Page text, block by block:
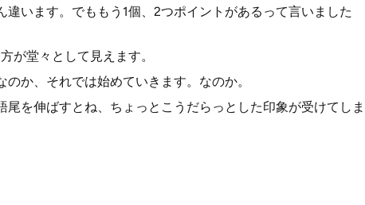
います。でももう1個、2つポイントがあるって言いました
が堂々として見えます。
か、それでは始めていきます。なのか。
を伸ばすとね、ちょっとこうだらっとした印象が受けてしま